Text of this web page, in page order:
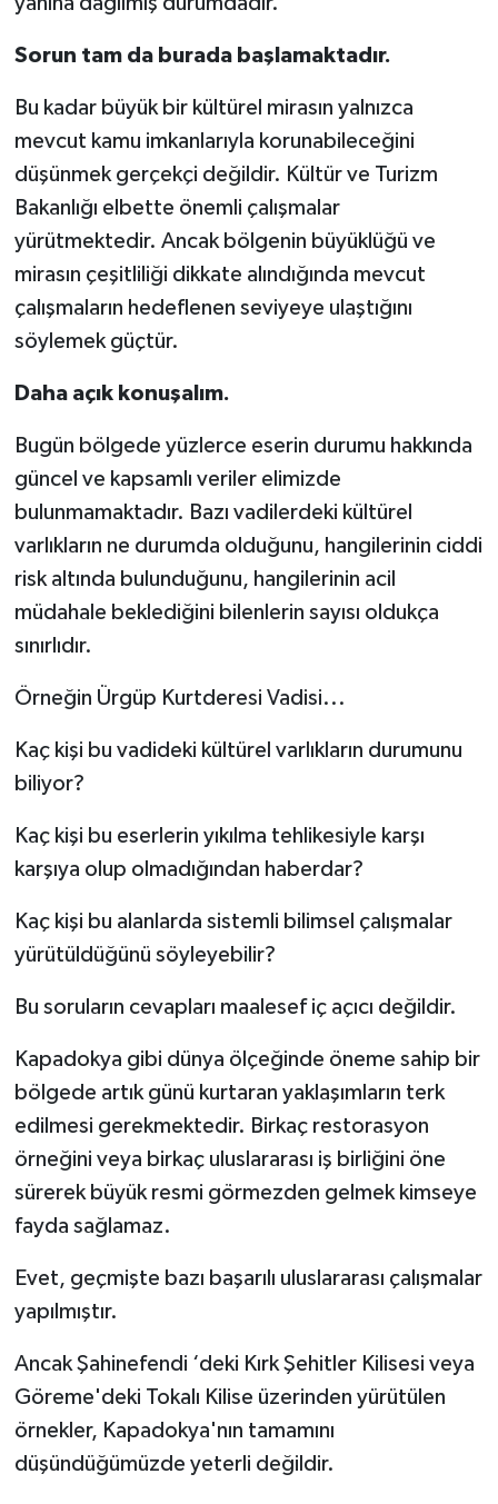
Sorun tam da burada başlamaktadır.
Bu kadar büyük bir kültürel mirasın yalnızca
mevcut kamu imkanlarıyla korunabileceğini
düşünmek gerçekçi değildir. Kültür ve Turizm
Bakanlığı elbette önemli çalışmalar
yürütmektedir. Ancak bölgenin büyüklüğü ve
mirasın çeşitliliği dikkate alındığında mevcut
çalışmaların hedeflenen seviyeye ulaştığını
söylemek güçtür.
Daha açık konuşalım.
Bugün bölgede yüzlerce eserin durumu hakkında
güncel ve kapsamlı veriler elimizde
bulunmamaktadır. Bazı vadilerdeki kültürel
varlıkların ne durumda olduğunu, hangilerinin ciddi
risk altında bulunduğunu, hangilerinin acil
müdahale beklediğini bilenlerin sayısı oldukça
sınırlıdır.
Örneğin Ürgüp Kurtderesi Vadisi...
Kaç kişi bu vadideki kültürel varlıkların durumunu
biliyor?
Kaç kişi bu eserlerin yıkılma tehlikesiyle karşı
karşıya olup olmadığından haberdar?
Kaç kişi bu alanlarda sistemli bilimsel çalışmalar
yürütüldüğünü söyleyebilir?
Bu soruların cevapları maalesef iç açıcı değildir.
Kapadokya gibi dünya ölçeğinde öneme sahip bir
bölgede artık günü kurtaran yaklaşımların terk
edilmesi gerekmektedir. Birkaç restorasyon
örneğini veya birkaç uluslararası iş birliğini öne
sürerek büyük resmi görmezden gelmek kimseye
fayda sağlamaz.
Evet, geçmişte bazı başarılı uluslararası çalışmalar
yapılmıştır.
Ancak Şahinefendi ‘deki Kırk Şehitler Kilisesi veya
Göreme'deki Tokalı Kilise üzerinden yürütülen
örnekler, Kapadokya'nın tamamını
düşündüğümüzde yeterli değildir.